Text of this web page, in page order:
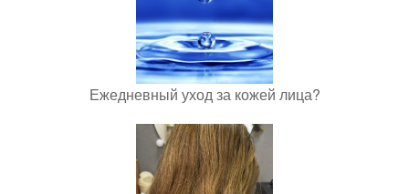
Ежедневный уход за кожей лица?